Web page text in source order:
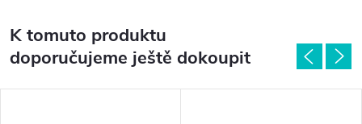
K tomuto produktu
doporučujeme ještě dokoupit